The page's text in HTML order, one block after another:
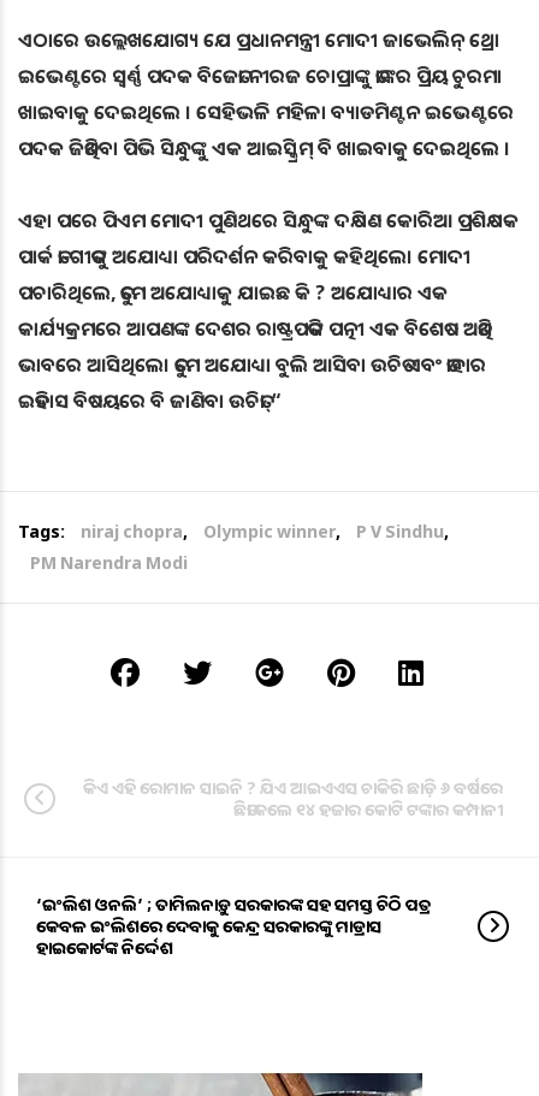
ଏଠାରେ ଉଲ୍ଲେଖଯୋଗ୍ୟ ଯେ ପ୍ରଧାନମନ୍ତ୍ରୀ ମୋଦୀ ଜାଭେଲିନ୍ ଥ୍ରୋ
ଇଭେଣ୍ଟରେ ସ୍ୱର୍ଣ୍ଣ ପଦକ ବିଜେତା ନୀରଜ ଚୋପ୍ରାଙ୍କୁ ତାଙ୍କର ପ୍ରିୟ ଚୁରମା
ଖାଇବାକୁ ଦେଇଥିଲେ । ସେହିଭଳି ମହିଳା ବ୍ୟାଡମିଣ୍ଟନ ଇଭେଣ୍ଟରେ
ପଦକ ଜିତିଥିବା ପିଭି ସିନ୍ଧୁଙ୍କୁ ଏକ ଆଇସ୍କ୍ରିମ୍ ବି ଖାଇବାକୁ ଦେଇଥିଲେ ।
ଏହା ପରେ ପିଏମ ମୋଦୀ ପୁଣିଥରେ ସିନ୍ଧୁଙ୍କ ଦକ୍ଷିଣ କୋରିଆ ପ୍ରଶିକ୍ଷକ
ପାର୍କ ତା-ଗୀତଙ୍କୁ ଅଯୋଧ୍ୟା ପରିଦର୍ଶନ କରିବାକୁ କହିଥିଲେ। ମୋଦୀ
ପଚାରିଥିଲେ, ତୁମେ ଅଯୋଧ୍ୟାକୁ ଯାଇଛ କି ? ଅଯୋଧ୍ୟାର ଏକ
କାର୍ଯ୍ୟକ୍ରମରେ ଆପଣଙ୍କ ଦେଶର ରାଷ୍ଟ୍ରପତିଙ୍କ ପତ୍ନୀ ଏକ ବିଶେଷ ଅତିଥି
ଭାବରେ ଆସିଥିଲେ। ତୁମେ ଅଯୋଧ୍ୟା ବୁଲି ଆସିବା ଉଚିତ ଏବଂ ତାହାର
ଇତିହାସ ବିଷୟରେ ବି ଜାଣିବା ଉଚିତ୍। “
Tags: niraj chopra, Olympic winner, P V Sindhu,
PM Narendra Modi
କିଏ ଏହି ରୋମାନ ସାଇନି ? ଯିଏ ଆଇଏଏସ ଚାକିରି ଛାଡ଼ି ୬ ବର୍ଷରେ
ଛିଡା କଲେ ୧୪ ହଜାର କୋଟି ଟଙ୍କାର କମ୍ପାନୀ
‘ଇଂଲିଶ ଓନଲି’ ; ତାମିଲନାଡ଼ୁ ସରକାରଙ୍କ ସହ ସମସ୍ତ ଚିଠି ପତ୍ର
କେବଳ ଇଂଲିଶରେ ଦେବାକୁ କେନ୍ଦ୍ର ସରକାରଙ୍କୁ ମାଡ୍ରାସ
ହାଇକୋର୍ଟଙ୍କ ନିର୍ଦ୍ଦେଶ